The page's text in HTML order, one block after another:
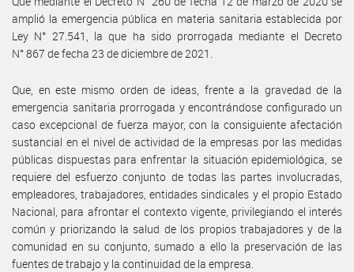
amplió la emergencia pública en materia sanitaria establecida por
Ley N° 27.541, la que ha sido prorrogada mediante el Decreto
N° 867 de fecha 23 de diciembre de 2021.
Que, en este mismo orden de ideas, frente a la gravedad de la
emergencia sanitaria prorrogada y encontrándose configurado un
caso excepcional de fuerza mayor, con la consiguiente afectación
sustancial en el nivel de actividad de la empresas por las medidas
públicas dispuestas para enfrentar la situación epidemiológica, se
requiere del esfuerzo conjunto de todas las partes involucradas,
empleadores, trabajadores, entidades sindicales y el propio Estado
Nacional, para afrontar el contexto vigente, privilegiando el interés
común y priorizando la salud de los propios trabajadores y de la
comunidad en su conjunto, sumado a ello la preservación de las
fuentes de trabajo y la continuidad de la empresa.